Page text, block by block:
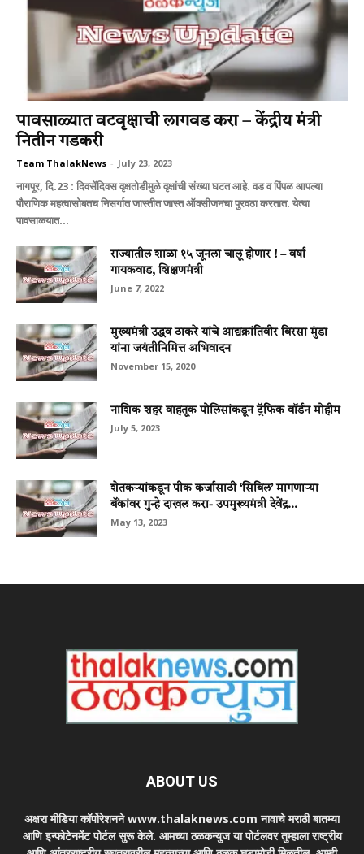
पावसाळ्यात वटवृक्षाची लागवड करा – केंद्रीय मंत्री
नितीन गडकरी
Team ThalakNews - July 23, 2023
नागपूर, दि.23 : दिवसेंदिवस वृक्षतोडीमुळे वृक्षांची संख्या घटत आहे. वड व पिंपळ आपल्या
पौराणिक महत्वासोबतच निसर्गात जास्तीत जास्त ऑक्सीजनचा पुरवठा करतात. येत्या
पावसाळयात...
राज्यातील शाळा १५ जूनला चालू होणार ! – वर्षा
गायकवाड, शिक्षणमंत्री
June 7, 2022
मुख्यमंत्री उद्धव ठाकरे यांचे आद्यक्रांतिवीर बिरसा मुंडा
यांना जयंतीनिमित्त अभिवादन
November 15, 2020
नाशिक शहर वाहतूक पोलिसांकडून ट्रॅफिक वॉर्डन मोहीम
July 5, 2023
शेतकऱ्यांकडून पीक कर्जासाठी ‘सिबिल’ मागणाऱ्या
बॅंकांवर गुन्हे दाखल करा- उपमुख्यमंत्री देवेंद्र...
May 13, 2023
ABOUT US
अक्षरा मीडिया कॉर्पोरेशनने www.thalaknews.com नावाचे मराठी बातम्या
आणि इन्फोटेनमेंट पोर्टल सुरू केले. आमच्या ठळकन्युज या पोर्टलवर तुम्हाला राष्ट्रीय